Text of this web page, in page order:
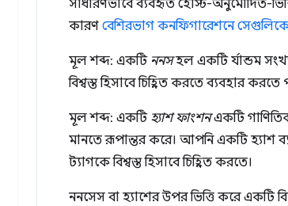
সাধারণভাবে ব্যবহৃত হোস্ট-অনুমোদিত-
কারণ বেশিরভাগ কনফিগারেশনে
মূল শব্দ: একটি ননসহল একটি র্যান্ডম
বিশ্বস্ত হিসাবে চিহ্নিত করতে ব্যবহার করতে
মূল শব্দ: একটি হ্যাশ ফাংশনএকটি
মানতে রূপান্তর করে। আপনি একটি হ্যাশ
ট্যাগকে বিশ্বস্ত হিসাবে চিহ্নিত করতে।
ননসেস বা হ্যাশের উপর ভিত্তি করে একটি